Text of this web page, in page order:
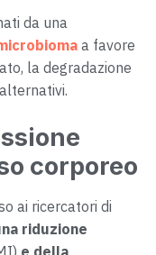
da una
a favore
la degradazione
corporeo
ai ricercatori di
riduzione